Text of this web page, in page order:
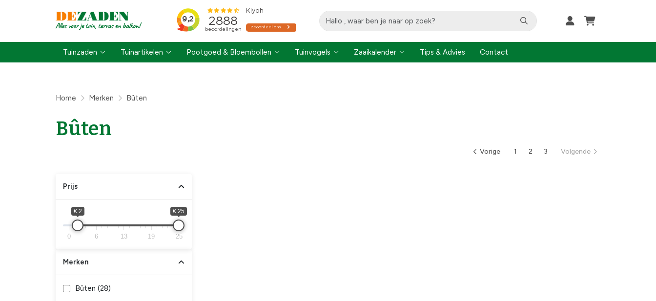
Tuinzaden Tuinartikelen Pootgoed & Bloembollen Tuinvogels Zaaikalender Tips & Advies Contact
Home Merken Bûten
Bûten
Vorige 1 2 3 Volgende
Prijs
€ 2 € 25
0 6 13 19 25
Merken
Bûten (28)